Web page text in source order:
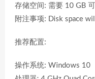
存储空间: 需要 10 GB
附注事项: Disk space
推荐配置:
操作系统: Windows 10